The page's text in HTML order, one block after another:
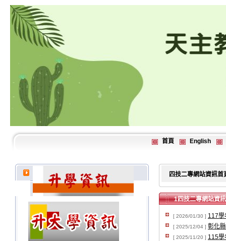
首頁 English
四技二專網站資訊首
1四技二專網站資訊
[ 2026/01/30 ] 117學
[ 2025/12/04 ] 彰化
[ 2025/11/20 ] 115學